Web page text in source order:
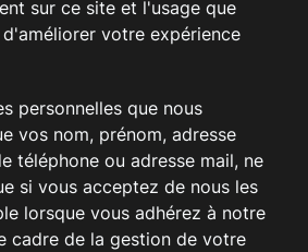
sur ce site et l'usage que
votre expérience
personnelles que nous
vos nom, prénom, adresse
téléphone ou adresse mail, ne
si vous acceptez de nous les
lorsque vous adhérez à notre
cadre de la gestion de votre